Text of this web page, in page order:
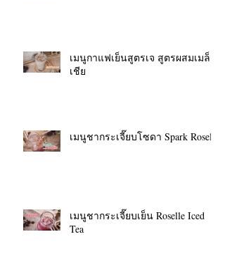
เมนูกาแฟเย็นสูตรเจ สูตรผสมเมล็ด
เชีย
เมนูชากระเจี๊ยบโซดา Spark Roselle
เมนูชากระเจี๊ยบเย็น Roselle Iced
Tea